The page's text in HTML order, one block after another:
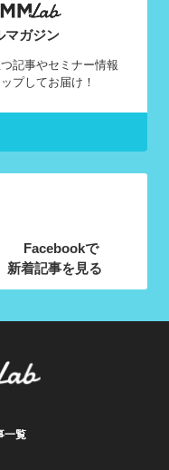
マガジン
記事やセミナー情報
プしてお届け！
Facebookで
新着記事を見る
一覧